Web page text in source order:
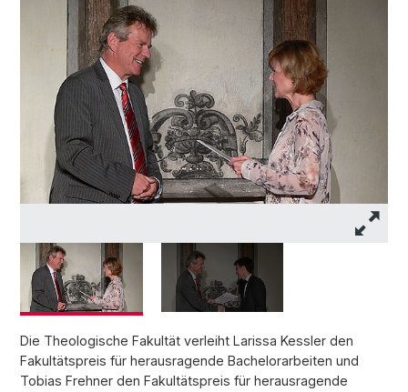
Die Theologische Fakultät verleiht Larissa Kessler den
Fakultätspreis für herausragende Bachelorarbeiten und
Tobias Frehner den Fakultätspreis für herausragende